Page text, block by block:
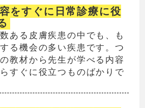
をすぐに日常診療に役
ある皮膚疾患の中でも、も
る機会の多い疾患です。つ
教材から先生が学べる内容
すぐに役立つものばかりで